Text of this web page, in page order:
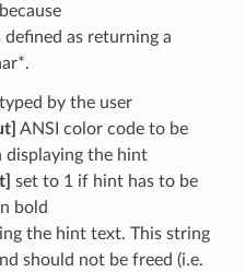
defined as returning a
by the user
ANSI color code to be
displaying the hint
set to 1 if hint has to be
bold
the hint text. This string
should not be freed (i.e.